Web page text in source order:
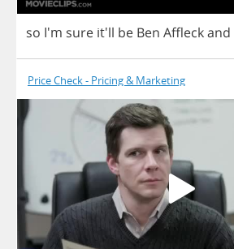
so I'm sure it'll be Ben Affleckand
Price Check - Pricing & Marketing